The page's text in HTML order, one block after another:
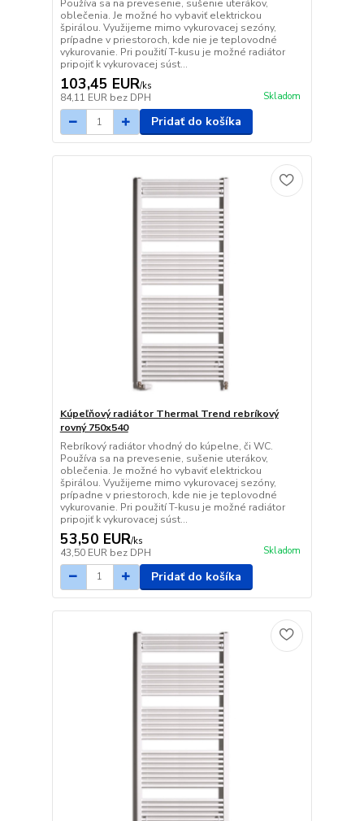
Používa sa na prevesenie, sušenie uterákov,
oblečenia. Je možné ho vybaviť elektrickou
špirálou. Využijeme mimo vykurovacej sezóny,
prípadne v priestoroch, kde nie je teplovodné
vykurovanie. Pri použití T-kusu je možné radiátor
pripojiť k vykurovacej súst...
103,45 EUR/ks
84,11 EUR bez DPH Skladom
Pridať do košíka
Kúpeľňový radiátor Thermal Trend rebríkový
rovný 750x540
Rebríkový radiátor vhodný do kúpelne, či WC.
Používa sa na prevesenie, sušenie uterákov,
oblečenia. Je možné ho vybaviť elektrickou
špirálou. Využijeme mimo vykurovacej sezóny,
prípadne v priestoroch, kde nie je teplovodné
vykurovanie. Pri použití T-kusu je možné radiátor
pripojiť k vykurovacej súst...
53,50 EUR/ks
43,50 EUR bez DPH Skladom
Pridať do košíka